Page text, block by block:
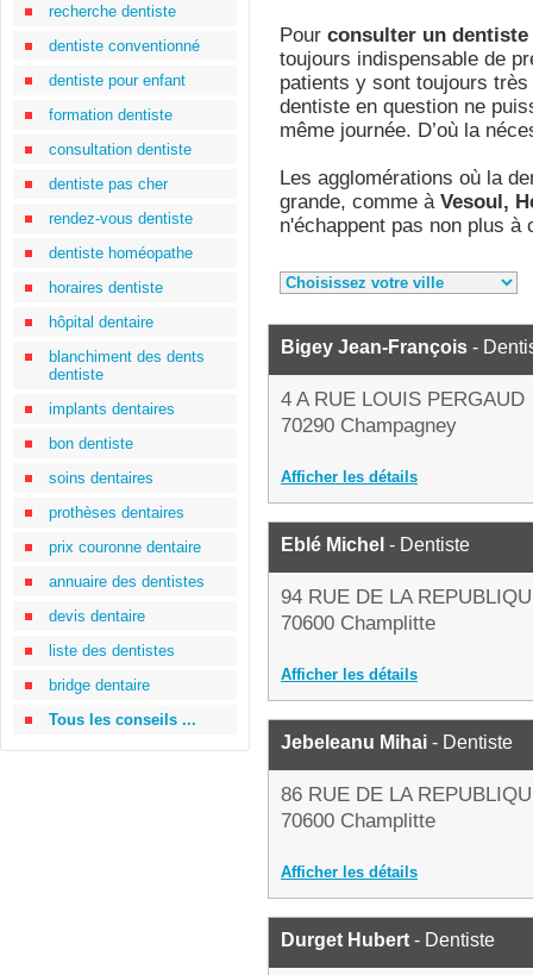
recherche dentiste
dentiste conventionné
dentiste pour enfant
formation dentiste
consultation dentiste
dentiste pas cher
rendez-vous dentiste
dentiste homéopathe
horaires dentiste
hôpital dentaire
blanchiment des dents
dentiste
implants dentaires
bon dentiste
soins dentaires
prothèses dentaires
prix couronne dentaire
annuaire des dentistes
devis dentaire
liste des dentistes
bridge dentaire
Tous les conseils ...
Pour consulter un dentiste
toujours indispensable de
patients y sont toujours
dentiste en question ne
même journée. D’où la
Les agglomérations où la
grande, comme à Vesoul,
n'échappent pas non plus à
Bigey Jean-François -
4 A RUE LOUIS PERGAUD
70290 Champagney
Afficher les détails
Eblé Michel - Dentiste
94 RUE DE LA
70600 Champlitte
Afficher les détails
Jebeleanu Mihai - Dentiste
86 RUE DE LA
70600 Champlitte
Afficher les détails
Durget Hubert - Dentiste